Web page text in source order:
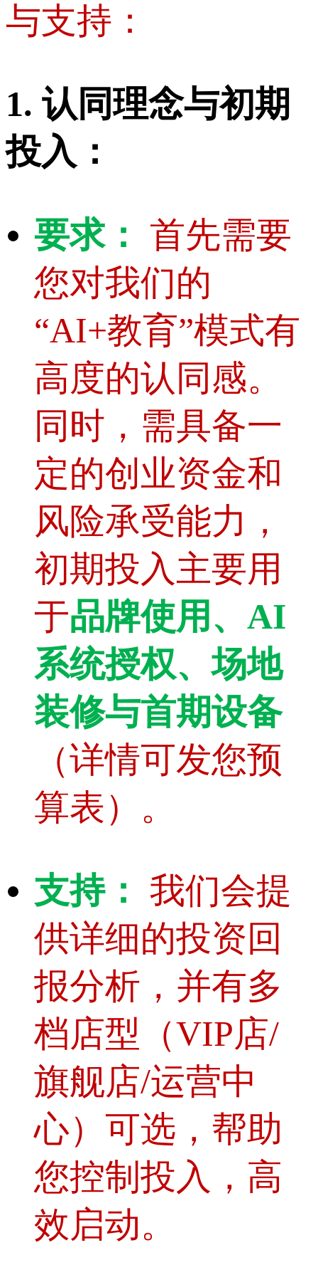
与支持：
1. 认同理念与初期
投入：
要求：
首先需要
您对我们的
“AI+教育”模式有
高度的认同感。
同时，需具备一
定的创业资金和
风险承受能力，
初期投入主要用
于品牌使用、AI
系统授权、场地
装修与首期设备
（详情可发您预
算表）。
支持： 我们会提
供详细的投资回
报分析，并有多
档店型（VIP店/
旗舰店/运营中
心）可选，帮助
您控制投入，高
效启动。